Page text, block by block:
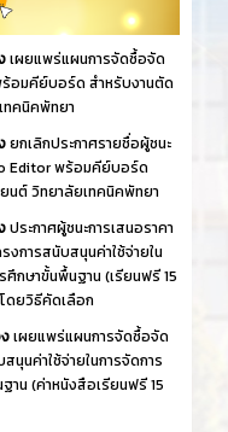
เผยแพร่แผนการจัดซื้อจัด
อมคีย์บอร์ด สำหรับงานตัด
ทคนิคพัทยา
ยกเลิกประกาศรายชื่อผู้ชนะ
Editor พร้อมคีย์บอร์ด
นต์ วิทยาลัยเทคนิคพัทยา
ประกาศผู้ชนะการเสนอราคา
งการสนับสนุนค่าใช้จ่ายใน
กษาขั้นพื้นฐาน (เรียนฟรี 15
ดยวิธีคัดเลือก
เผยแพร่แผนการจัดซื้อจัด
นุนค่าใช้จ่ายในการจัดการ
าน (ค่าหนังสือเรียนฟรี 15